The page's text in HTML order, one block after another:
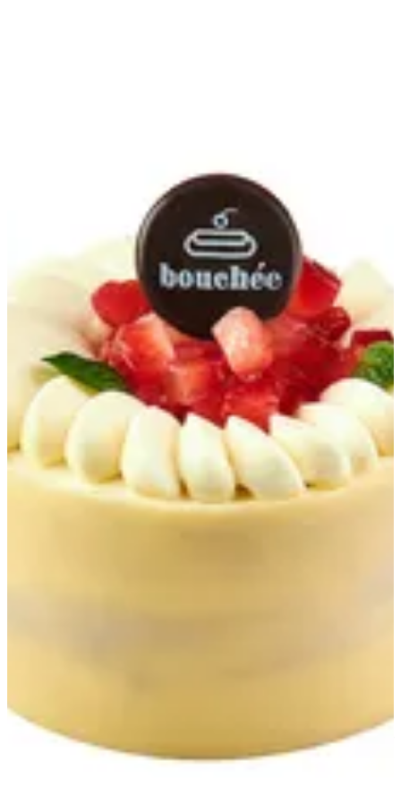
EN
تسجيل الدخول
EN
232.45 ج.م
تعليمات خاصة